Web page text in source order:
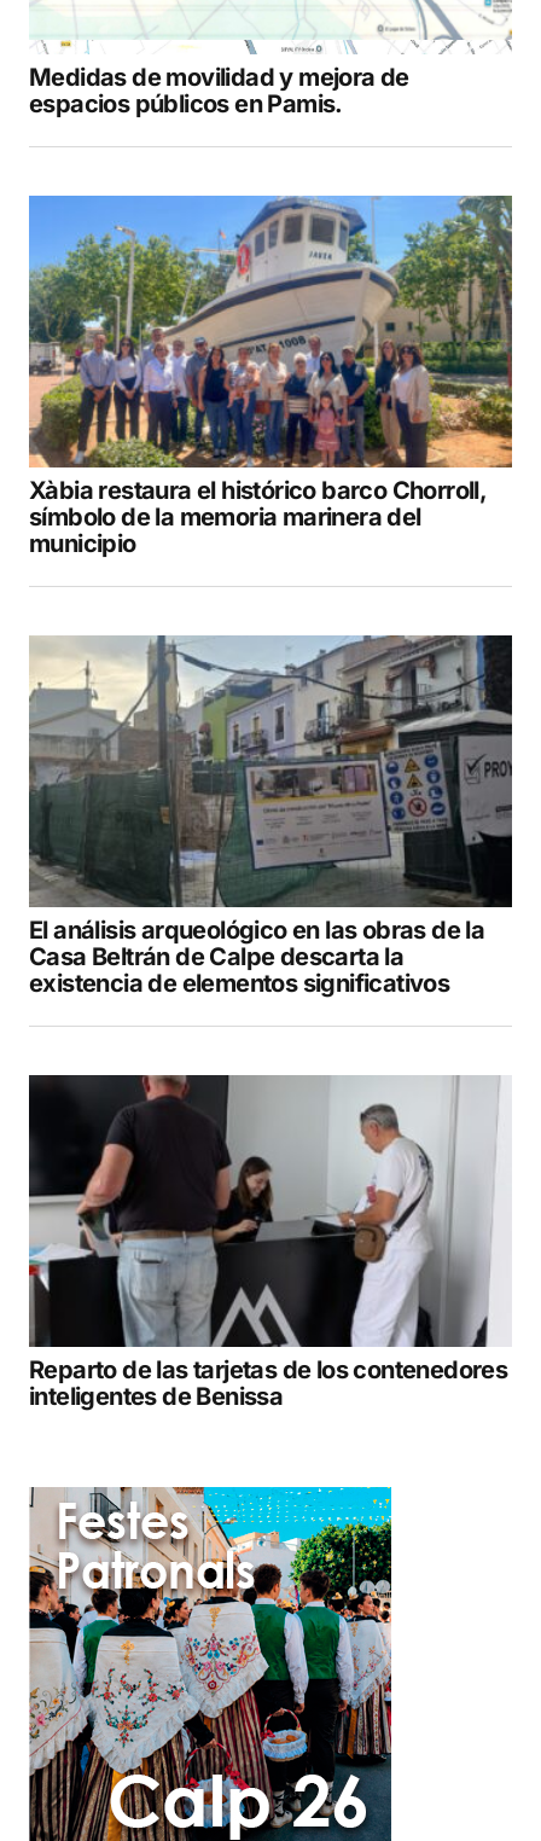
Medidas de movilidad y mejora de
espacios públicos en Pamis.
Xàbia restaura el histórico barco Chorroll,
símbolo de la memoria marinera del
municipio
El análisis arqueológico en las obras de la
Casa Beltrán de Calpe descarta la
existencia de elementos significativos
Reparto de las tarjetas de los contenedores
inteligentes de Benissa